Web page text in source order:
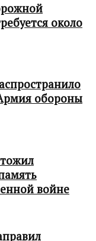
около
обороны
войне